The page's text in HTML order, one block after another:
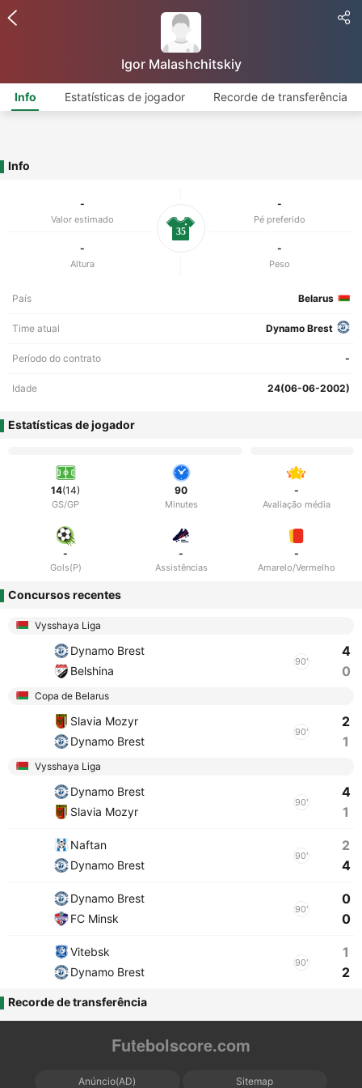
Igor Malashchitskiy
Info Estatísticas de jogador Recorde de transferência
Info
-
Valor estimado
-
Pé preferido
-
Altura
-
Peso
35
País Belarus
Time atual Dynamo Brest
Período do contrato -
Idade 24(06-06-2002)
Estatísticas de jogador
14(14)
GS/GP
90
Minutes
-
Avaliação média
-
Gols(P)
-
Assistências
-
Amarelo/Vermelho
Concursos recentes
Vysshaya Liga
Dynamo Brest
Belshina
90'
4
0
Copa de Belarus
Slavia Mozyr
Dynamo Brest
90'
2
1
Vysshaya Liga
Dynamo Brest
Slavia Mozyr
90'
4
1
Naftan
Dynamo Brest
90'
2
4
Dynamo Brest
FC Minsk
90'
0
0
Vitebsk
Dynamo Brest
90'
1
2
Recorde de transferência
Futebolscore.com
Anúncio(AD) Sitemap